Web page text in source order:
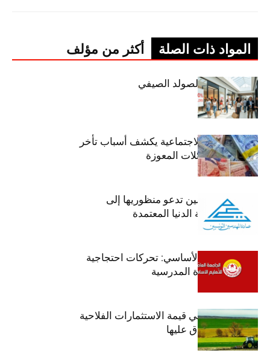
المواد ذات الصلة أكثر من مؤلف
اليوم: إنطلاق الصولد الصيفي
وزير الشؤون الاجتماعية يكشف أسباب تأخر
صرف منح العائلات المعوزة
عمادة المهندسين تدعو منظوريها إلى
احترام التعريفة الدنيا المعتمدة
جامعة التعليم الأساسي: تحركات احتجاجية
تزامنا مع العودة المدرسية
ارتفاع بـ15% في قيمة الاستثمارات الفلاحية
الخاصة المصادق عليها